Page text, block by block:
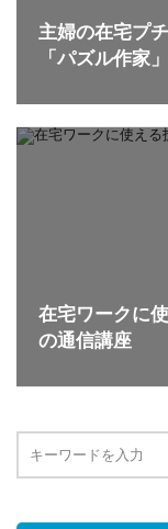
主婦の在宅プ
「パズル作家
在宅ワークに
の通信講座